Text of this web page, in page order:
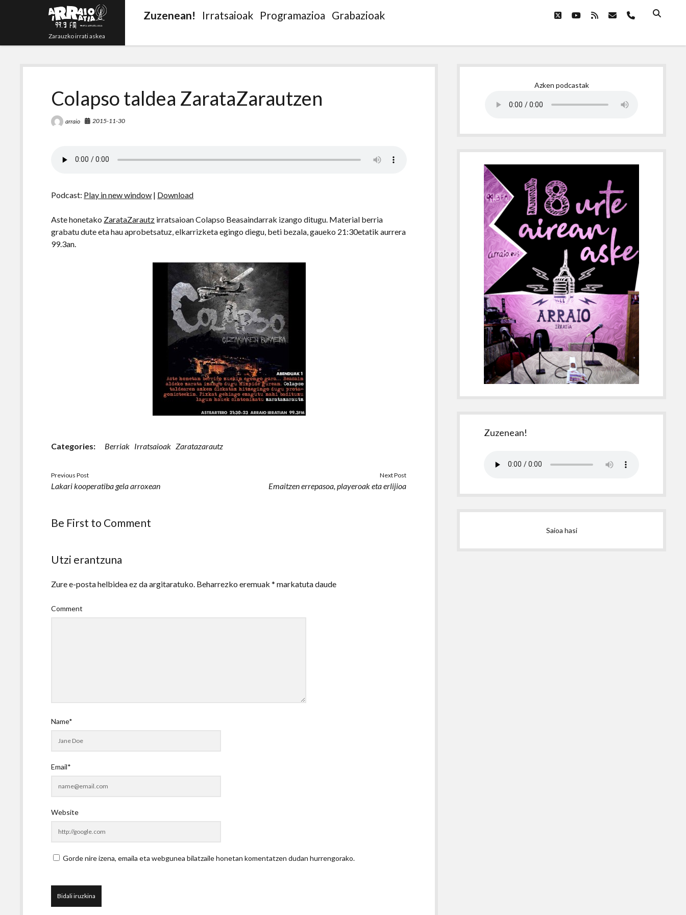
Zarauzko irrati askea
Zuzenean! Irratsaioak Programazioa Grabazioak twitteryoutube
rss emailphone
Colapso taldea ZarataZarautzen
arraio 2015-11-30
Podcast: Play in new window | Download
Aste honetako ZarataZarautz irratsaioan Colapso Beasaindarrak izango ditugu. Material berria
grabatu dute eta hau aprobetsatuz, elkarrizketa egingo diegu, beti bezala, gaueko 21:30etatik aurrera
99.3an.
Categories: Berriak Irratsaioak Zaratazarautz
Previous Post
Lakari kooperatiba gela arroxean
Next Post
Emaitzen errepasoa, playeroak eta erlijioa
Be First to Comment
Utzi erantzuna
Zure e-posta helbidea ez da argitaratuko. Beharrezko eremuak* markatuta daude
Comment
Name*
Email*
Website
Gorde nire izena, emaila eta webgunea bilatzaile honetan komentatzen dudan hurrengorako.
Azken podcastak
Zuzenean!
Saioa hasi